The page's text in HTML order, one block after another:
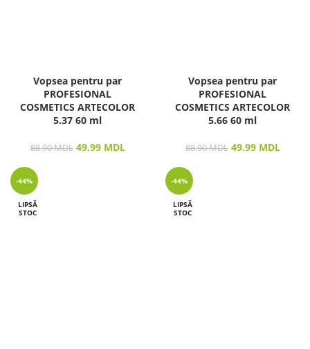
Vopsea pentru par
PROFESIONAL
COSMETICS ARTECOLOR
5.37 60 ml
88.90MDL 49.99 MDL
Vopsea pentru par
PROFESIONAL
COSMETICS ARTECOLOR
5.66 60 ml
88.90MDL 49.99 MDL
-44%
LIPSĂ
STOC
-44%
LIPSĂ
STOC